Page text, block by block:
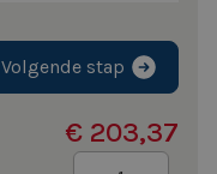
Volgende stap
€ 203,37